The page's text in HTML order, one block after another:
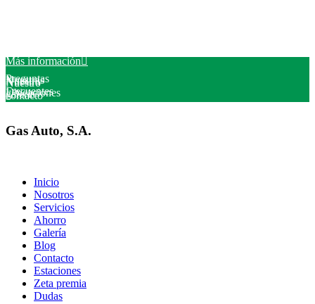
Más información
Nuestro
contacto
Nuestra
galería
Nuestras
Ubicaciones
Preguntas
Frecuentes
Gas Auto, S.A.
Inicio
Nosotros
Servicios
Ahorro
Galería
Blog
Contacto
Estaciones
Zeta premia
Dudas